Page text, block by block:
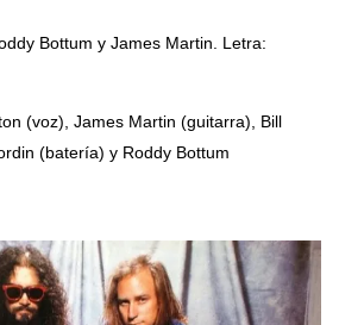
Bottum y James Martin. Letra:
(voz), James Martin (guitarra), Bill
(batería) y Roddy Bottum